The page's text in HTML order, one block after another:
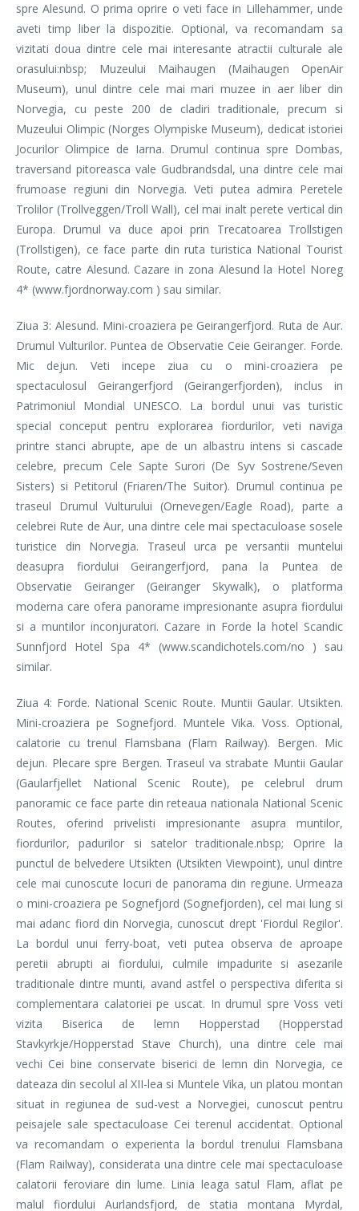
spre Alesund. O prima oprire o veti face in Lillehammer, unde
aveti timp liber la dispozitie. Optional, va recomandam sa
vizitati doua dintre cele mai interesante atractii culturale ale
orasului:nbsp; Muzeului Maihaugen (Maihaugen OpenAir
Museum), unul dintre cele mai mari muzee in aer liber din
Norvegia, cu peste 200 de cladiri traditionale, precum si
Muzeului Olimpic (Norges Olympiske Museum), dedicat istoriei
Jocurilor Olimpice de Iarna. Drumul continua spre Dombas,
traversand pitoreasca vale Gudbrandsdal, una dintre cele mai
frumoase regiuni din Norvegia. Veti putea admira Peretele
Trolilor (Trollveggen/Troll Wall), cel mai inalt perete vertical din
Europa. Drumul va duce apoi prin Trecatoarea Trollstigen
(Trollstigen), ce face parte din ruta turistica National Tourist
Route, catre Alesund. Cazare in zona Alesund la Hotel Noreg
4* (www.fjordnorway.com ) sau similar.
Ziua 3: Alesund. Mini-croaziera pe Geirangerfjord. Ruta de Aur.
Drumul Vulturilor. Puntea de Observatie Ceie Geiranger. Forde.
Mic dejun. Veti incepe ziua cu o mini-croaziera pe
spectaculosul Geirangerfjord (Geirangerfjorden), inclus in
Patrimoniul Mondial UNESCO. La bordul unui vas turistic
special conceput pentru explorarea fiordurilor, veti naviga
printre stanci abrupte, ape de un albastru intens si cascade
celebre, precum Cele Sapte Surori (De Syv Sostrene/Seven
Sisters) si Petitorul (Friaren/The Suitor). Drumul continua pe
traseul Drumul Vulturului (Ornevegen/Eagle Road), parte a
celebrei Rute de Aur, una dintre cele mai spectaculoase sosele
turistice din Norvegia. Traseul urca pe versantii muntelui
deasupra fiordului Geirangerfjord, pana la Puntea de
Observatie Geiranger (Geiranger Skywalk), o platforma
moderna care ofera panorame impresionante asupra fiordului
si a muntilor inconjuratori. Cazare in Forde la hotel Scandic
Sunnfjord Hotel Spa 4* (www.scandichotels.com/no ) sau
similar.
Ziua 4: Forde. National Scenic Route. Muntii Gaular. Utsikten.
Mini-croaziera pe Sognefjord. Muntele Vika. Voss. Optional,
calatorie cu trenul Flamsbana (Flam Railway). Bergen. Mic
dejun. Plecare spre Bergen. Traseul va strabate Muntii Gaular
(Gaularfjellet National Scenic Route), pe celebrul drum
panoramic ce face parte din reteaua nationala National Scenic
Routes, oferind privelisti impresionante asupra muntilor,
fiordurilor, padurilor si satelor traditionale.nbsp; Oprire la
punctul de belvedere Utsikten (Utsikten Viewpoint), unul dintre
cele mai cunoscute locuri de panorama din regiune. Urmeaza
o mini-croaziera pe Sognefjord (Sognefjorden), cel mai lung si
mai adanc fiord din Norvegia, cunoscut drept 'Fiordul Regilor'.
La bordul unui ferry-boat, veti putea observa de aproape
peretii abrupti ai fiordului, culmile impadurite si asezarile
traditionale dintre munti, avand astfel o perspectiva diferita si
complementara calatoriei pe uscat. In drumul spre Voss veti
vizita Biserica de lemn Hopperstad (Hopperstad
Stavkyrkje/Hopperstad Stave Church), una dintre cele mai
vechi Cei bine conservate biserici de lemn din Norvegia, ce
dateaza din secolul al XII-lea si Muntele Vika, un platou montan
situat in regiunea de sud-vest a Norvegiei, cunoscut pentru
peisajele sale spectaculoase Cei terenul accidentat. Optional
va recomandam o experienta la bordul trenului Flamsbana
(Flam Railway), considerata una dintre cele mai spectaculoase
calatorii feroviare din lume. Linia leaga satul Flam, aflat pe
malul fiordului Aurlandsfjord, de statia montana Myrdal,